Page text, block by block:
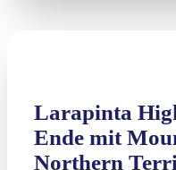
Larapinta
Ende mit
Northern